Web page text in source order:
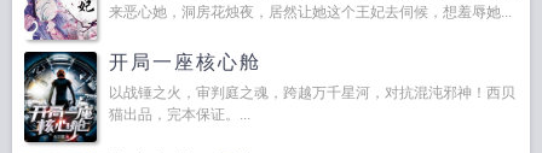
来恶心她，洞房花烛夜，居然让她这个王妃去伺候，想羞辱她...
开局一座核心舱
以战锤之火，审判庭之魂，跨越万千星河，对抗混沌邪神！西贝
猫出品，完本保证。...